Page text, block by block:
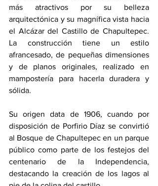
más atractivos por su belleza
arquitectónica y su magnífica vista hacia
el Alcázar del Castillo de Chapultepec.
La construcción tiene un estilo
afrancesado, de pequeñas dimensiones
y de planos originales, realizado en
mampostería para hacerla duradera y
sólida.
Su origen data de 1906, cuando por
disposición de Porfirio Díaz se convirtió
al Bosque de Chapultepec en un parque
público como parte de los festejos del
centenario de la Independencia,
destacando la creación de los lagos al